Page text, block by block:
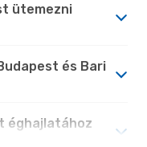
ütemezni
és Bari
éghajlatához